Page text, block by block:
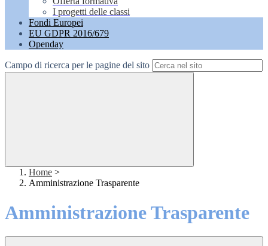
I progetti delle classi
Fondi Europei
EU GDPR 2016/679
Openday
Campo di ricerca per le pagine del sito
Home >
Amministrazione Trasparente
Amministrazione Trasparente